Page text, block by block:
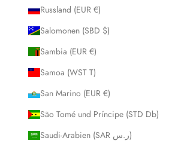
Russland (EUR €)
Salomonen (SBD $)
Sambia (EUR €)
Samoa (WST T)
San Marino (EUR €)
São Tomé und Príncipe (STD Db)
Saudi-Arabien (SAR ر.س)